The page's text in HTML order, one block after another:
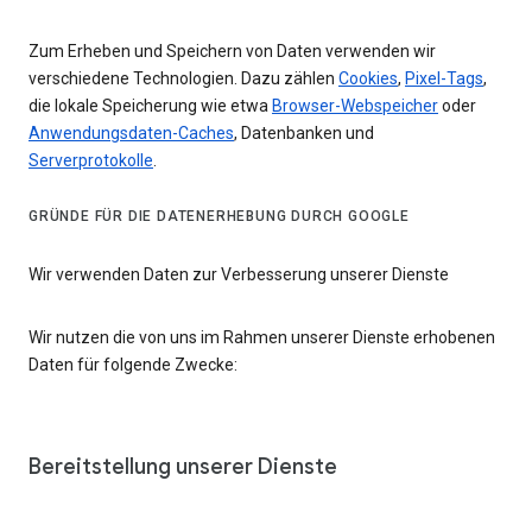
Zum Erheben und Speichern von Daten verwenden wir
verschiedene Technologien. Dazu zählen Cookies, Pixel-Tags,
die lokale Speicherung wie etwa Browser-Webspeicheroder
Anwendungsdaten-Caches, Datenbanken und
Serverprotokolle.
GRÜNDE FÜR DIE DATENERHEBUNG DURCH GOOGLE
Wir verwenden Daten zur Verbesserung unserer Dienste
Wir nutzen die von uns im Rahmen unserer Dienste erhobenen
Daten für folgende Zwecke:
Bereitstellung unserer Dienste